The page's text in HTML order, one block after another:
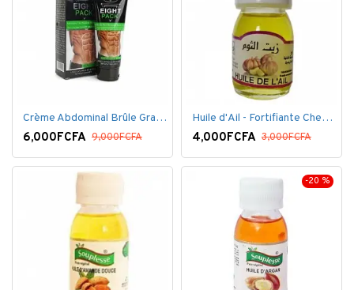
Crème Abdominal Brûle Graisse - Effet Rapide - 170grs
6,000FCFA 9,000FCFA
Huile d'Ail - Fortifiante Cheveux
4,000FCFA 3,000FCFA
-20 %